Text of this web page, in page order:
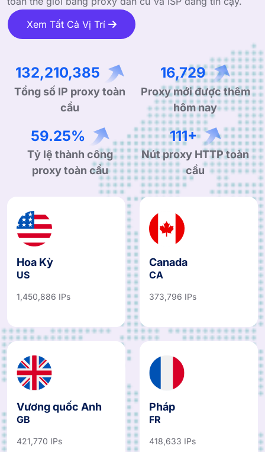
Xem Tất Cả Vị Trí
208,897,388
Tổng số IP proxy toàn
cầu
26,432
Proxy mới được thêm
hôm nay
94.41%
Tỷ lệ thành công
proxy toàn cầu
178+
Nút proxy HTTP toàn
cầu
Hoa Kỳ
US
1,450,886 IPs
Canada
CA
373,796 IPs
Vương quốc Anh
GB
421,770 IPs
Pháp
FR
418,633 IPs